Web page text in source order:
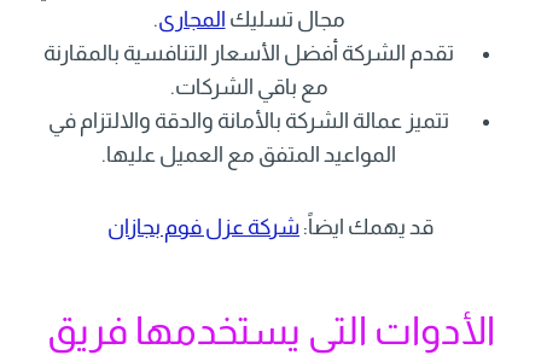
مجال تسليك المجارى.
تقدم الشركة أفضل الأسعار التنافسية بالمقارنة
مع باقي الشركات.
تتميز عمالة الشركة بالأمانة والدقة والالتزام في
المواعيد المتفق مع العميل عليها.
قد يهمك ايضاً: شركة عزل فوم بجازان
الأدوات التى يستخدمها فريق